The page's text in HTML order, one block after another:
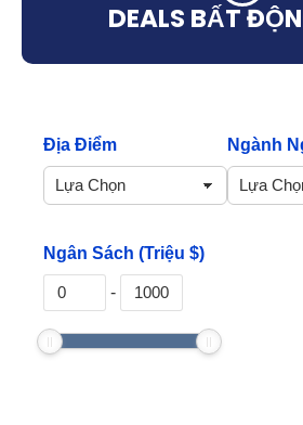
DEALS BẤT
Địa Điểm Ngành
Ngân Sách (Triệu $)
-